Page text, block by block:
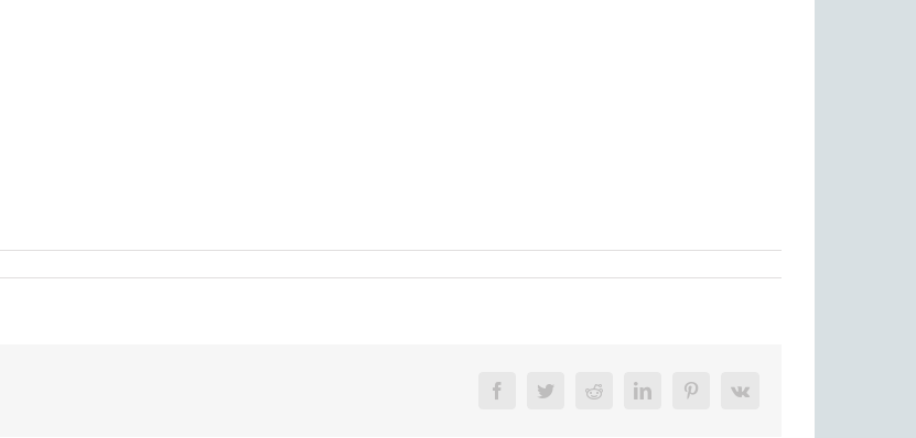
FacebookTwitterReddit LinkedInPinterest
Vk